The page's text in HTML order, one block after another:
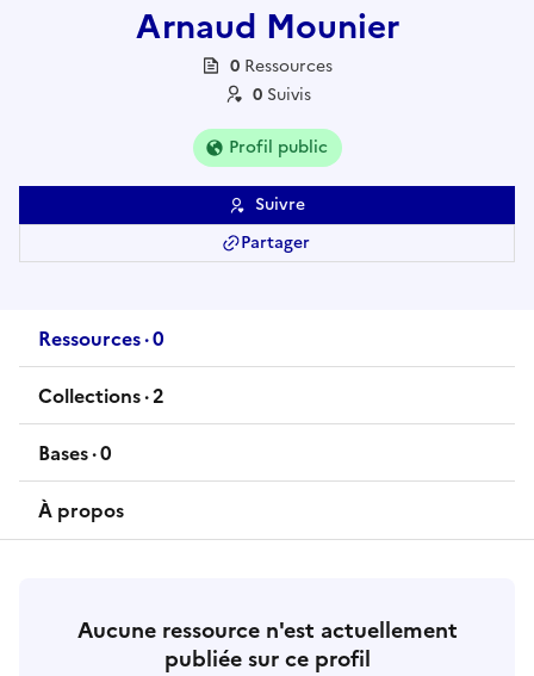
Arnaud Mounier
0 Ressources
0 Suivis
Profil public
Suivre
Partager
Ressources·0
ressources
Collections·2
collections
Bases·0
bases
À propos
Aucune ressource n'est actuellement
publiée sur ce profil